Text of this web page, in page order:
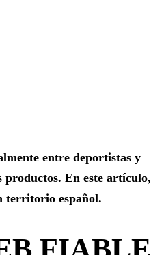
entre deportistas y
productos. En este artículo,
territorio español.